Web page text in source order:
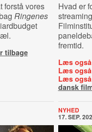
forstå vores
Ringenes
tilbage
Hvad er
fremtid.
Læs
Læs
Læs
dansk
NYHED
17. SEP.